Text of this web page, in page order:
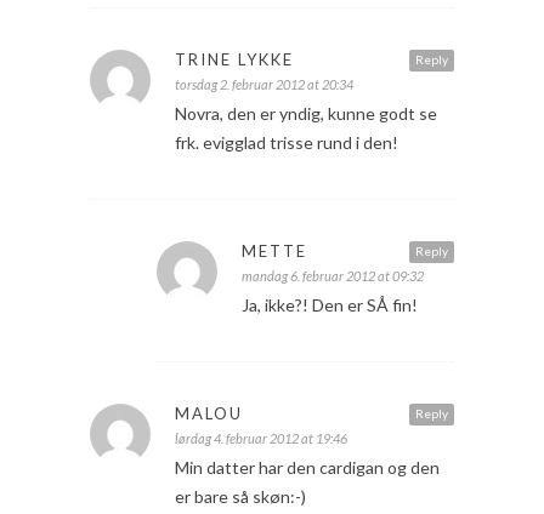
Reply
TRINE LYKKE
torsdag 2. februar 2012 at 20:34
Novra, den er yndig, kunne godt se
frk. evigglad trisse rund i den!
Reply
METTE
mandag 6. februar 2012 at 09:32
Ja, ikke?! Den er SÅ fin!
Reply
MALOU
lørdag 4. februar 2012 at 19:46
Min datter har den cardigan og den
er bare så skøn:-)